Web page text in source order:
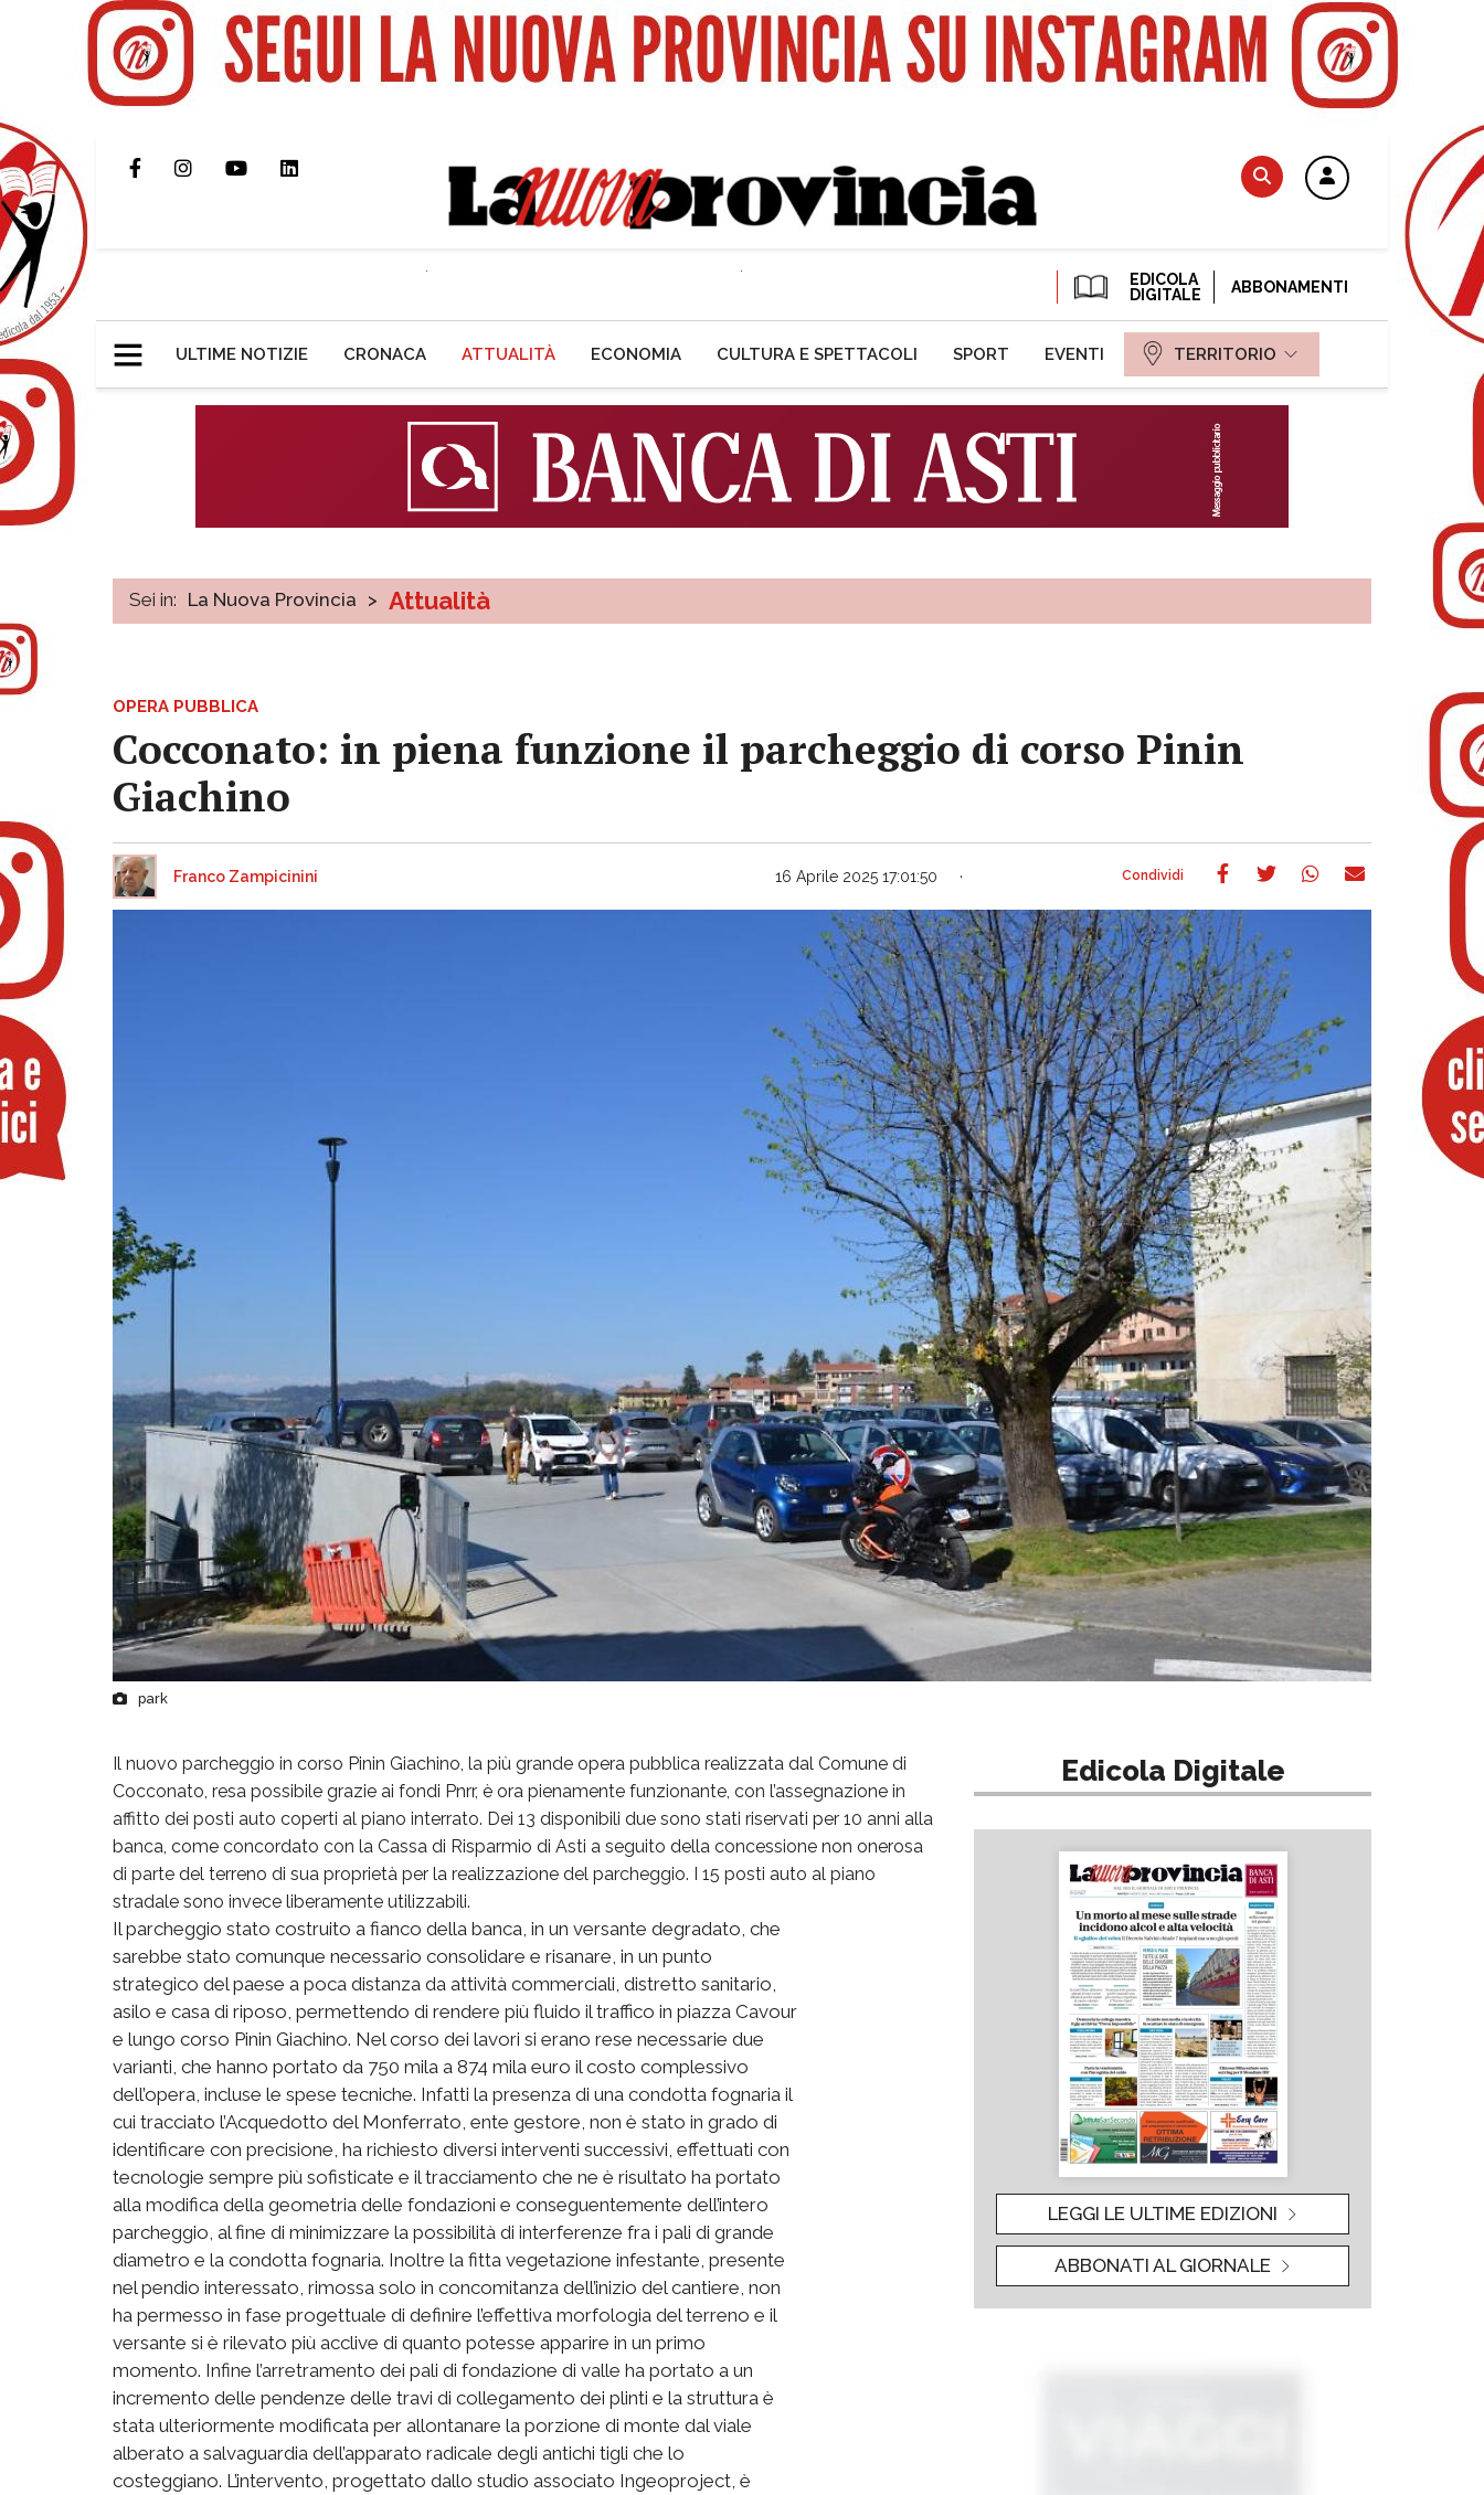
EDICOLA
DIGITALE
ABBONAMENTI
ULTIME NOTIZIE CRONACA ATTUALITÀ ECONOMIA CULTURA E SPETTACOLI SPORT EVENTI TERRITORIO
Sei in: La Nuova Provincia > Attualità
OPERA PUBBLICA
Cocconato: in piena funzione il parcheggio di corso Pinin
Giachino
Franco Zampicinini 16 Aprile 2025 17:01:50
park
Il nuovo parcheggio in corso Pinin Giachino, la più grande opera pubblica realizzata dal Comune di
Cocconato, resa possibile grazie ai fondi Pnrr, è ora pienamente funzionante, con l’assegnazione in
affitto dei posti auto coperti al piano interrato. Dei 13 disponibili due sono stati riservati per 10 anni alla
banca, come concordato con la Cassa di Risparmio di Asti a seguito della concessione non onerosa
di parte del terreno di sua proprietà per la realizzazione del parcheggio. I 15 posti auto al piano
stradale sono invece liberamente utilizzabili.
Il parcheggio stato costruito a fianco della banca, in un versante degradato, che
sarebbe stato comunque necessario consolidare e risanare, in un punto
strategico del paese a poca distanza da attività commerciali, distretto sanitario,
asilo e casa di riposo, permettendo di rendere più fluido il traffico in piazza Cavour
e lungo corso Pinin Giachino. Nel corso dei lavori si erano rese necessarie due
varianti, che hanno portato da 750 mila a 874 mila euro il costo complessivo
dell’opera, incluse le spese tecniche. Infatti la presenza di una condotta fognaria il
cui tracciato l’Acquedotto del Monferrato, ente gestore, non è stato in grado di
identificare con precisione, ha richiesto diversi interventi successivi, effettuati con
tecnologie sempre più sofisticate e il tracciamento che ne è risultato ha portato
alla modifica della geometria delle fondazioni e conseguentemente dell’intero
parcheggio, al fine di minimizzare la possibilità di interferenze fra i pali di grande
diametro e la condotta fognaria. Inoltre la fitta vegetazione infestante, presente
nel pendio interessato, rimossa solo in concomitanza dell’inizio del cantiere, non
ha permesso in fase progettuale di definire l’effettiva morfologia del terreno e il
versante si è rilevato più acclive di quanto potesse apparire in un primo
momento. Infine l’arretramento dei pali di fondazione di valle ha portato a un
incremento delle pendenze delle travi di collegamento dei plinti e la struttura è
stata ulteriormente modificata per allontanare la porzione di monte dal viale
alberato a salvaguardia dell’apparato radicale degli antichi tigli che lo
costeggiano. L’intervento, progettato dallo studio associato Ingeoproject, è
Edicola Digitale
LEGGI LE ULTIME EDIZIONI
ABBONATI AL GIORNALE